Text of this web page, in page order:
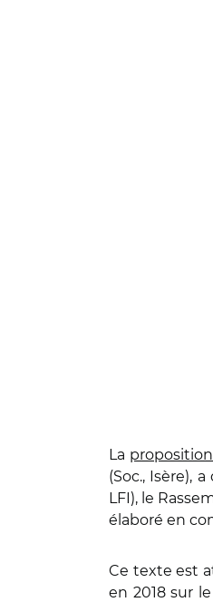
La
(Soc., Isère),
LFI), le
élaboré en
Ce texte est
en 2018 sur